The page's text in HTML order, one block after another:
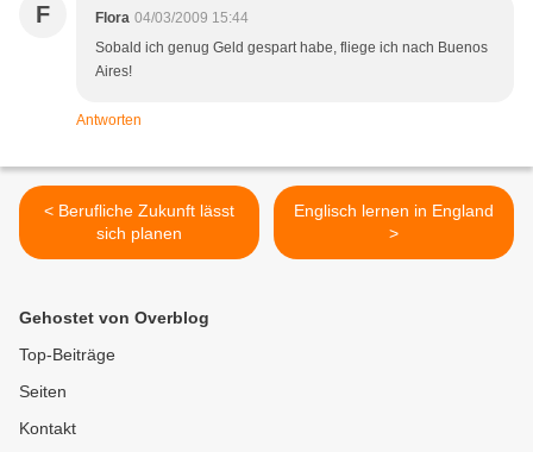
F Flora 04/03/2009 15:44
Sobald ich genug Geld gespart habe, fliege ich nach Buenos
Aires!
Antworten
< Berufliche Zukunft lässt
sich planen
Englisch lernen in England
>
Gehostet von Overblog
Top-Beiträge
Seiten
Kontakt